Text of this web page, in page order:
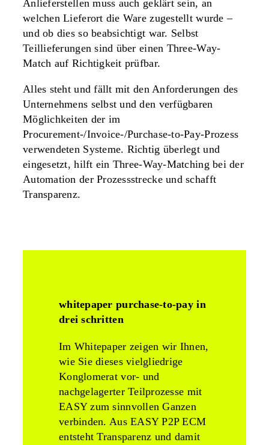
Anlieferstellen muss auch geklärt sein, an
welchen Lieferort die Ware zugestellt wurde –
und ob dies so beabsichtigt war. Selbst
Teillieferungen sind über einen Three-Way-
Match auf Richtigkeit prüfbar.
Alles steht und fällt mit den Anforderungen des
Unternehmens selbst und den verfügbaren
Möglichkeiten der im
Procurement-/Invoice-/Purchase-to-Pay-Prozess
verwendeten Systeme. Richtig überlegt und
eingesetzt, hilft ein Three-Way-Matching bei der
Automation der Prozessstrecke und schafft
Transparenz.
whitepaper purchase-to-pay in
drei schritten
Im Whitepaper zeigen wir Ihnen,
wie Sie dieses vielgliedrige
Konglomerat vor- und
nachgelagerter Teilprozesse mit
EASY zum sinnvollen Ganzen
verbinden. Aus EASY P2P ECM
entsteht Transparenz und damit